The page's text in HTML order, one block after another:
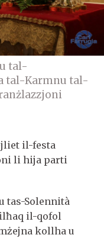
tal-
tal-Karmnu tal-
il-festa
li hija parti
tas-Solennità
il-qofol
kollha u